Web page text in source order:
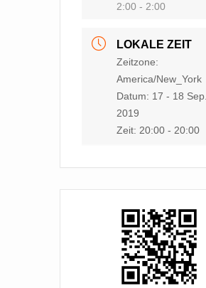
2:00 - 2:00
LOKALE ZEIT
Zeitzone:
America/New_York
Datum: 17 - 18 Sep.
2019
Zeit: 20:00 - 20:00